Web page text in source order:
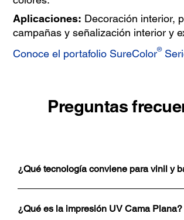
Aplicaciones: Decoración interior,
campañas y señalización interior y
Conoce el portafolio SureColor®
Preguntas
¿Qué tecnología conviene para vinil y
¿Qué es la impresión UV Cama Plana?